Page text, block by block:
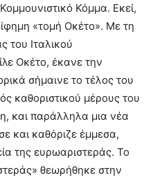
Κόμμα. Εκεί,
«τομή Οκέτο». Με τη
του Ιταλικού
Οκέτο, έκανε την
σήμαινε το τέλος του
καθοριστικού μέρους του
και παράλληλα μια νέα
και καθόριζε έμμεσα,
της ευρωαριστεράς. Το
θεωρήθηκε στην